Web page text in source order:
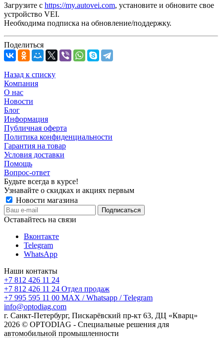
Загрузите с https://my.autovei.com, установите и обновите свое
устройство VEI.
Необходима подписка на обновление/поддержку.
Поделиться
Назад к списку
Компания
О нас
Новости
Блог
Информация
Публичная оферта
Политика конфиденциальности
Гарантия на товар
Условия доставки
Помощь
Вопрос-ответ
Будьте всегда в курсе!
Узнавайте о скидках и акциях первым
Новости магазина
Оставайтесь на связи
Вконтакте
Telegram
WhatsApp
Наши контакты
+7 812 426 11 24
+7 812 426 11 24 Отдел продаж
+7 995 595 11 00 MAX / Whatsapp / Telegram
info@optodiag.com
г. Санкт-Петербург, Пискарёвский пр-кт 63, ДЦ «Кварц»
2026 © OPTODIAG - Специальные решения для
автомобильной промышленности